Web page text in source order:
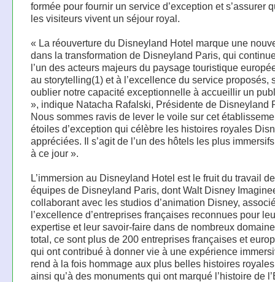
formée pour fournir un service d’exception et s’assurer
les visiteurs vivent un séjour royal.
« La réouverture du Disneyland Hotel marque une
dans la transformation de Disneyland Paris, qui
l’un des acteurs majeurs du paysage touristique
au storytelling(1) et à l’excellence du service proposés,
oublier notre capacité exceptionnelle à accueillir un
», indique Natacha Rafalski, Présidente de Disneyland
Nous sommes ravis de lever le voile sur cet
étoiles d’exception qui célèbre les histoires royales
appréciées. Il s’agit de l’un des hôtels les plus
à ce jour ».
L’immersion au Disneyland Hotel est le fruit du travail
équipes de Disneyland Paris, dont Walt Disney
collaborant avec les studios d’animation Disney,
l’excellence d’entreprises françaises reconnues pour
expertise et leur savoir-faire dans de nombreux
total, ce sont plus de 200 entreprises françaises et
qui ont contribué à donner vie à une expérience
rend à la fois hommage aux plus belles histoires
ainsi qu’à des monuments qui ont marqué l’histoire de